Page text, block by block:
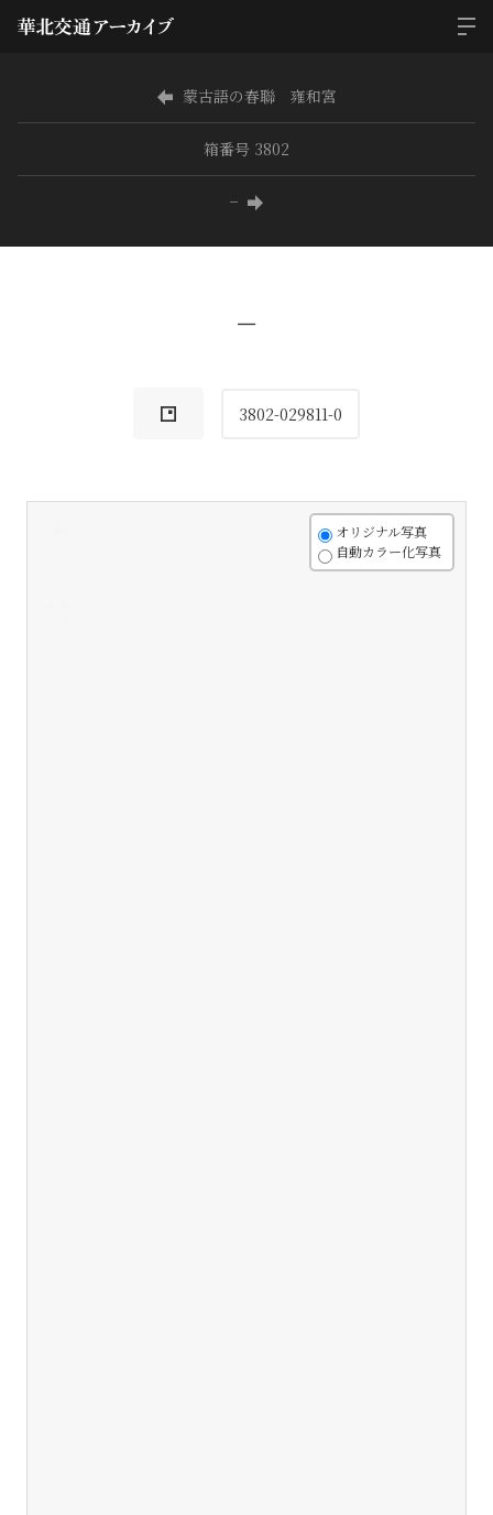
蒙古語の春聯 雍和宮
箱番号 3802
−
−
3802-029811-0
オリジナル写真
自動カラー化写真